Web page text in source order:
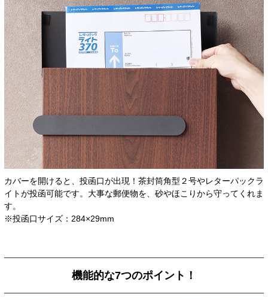
カバーを開けると、投函口が出現！茶封筒角型２号やレターパックラ
イトが投函可能です。大事な郵便物を、砂やほこりから守ってくれま
す。
※投函口サイズ：284×29mm
機能的な7つのポイント！